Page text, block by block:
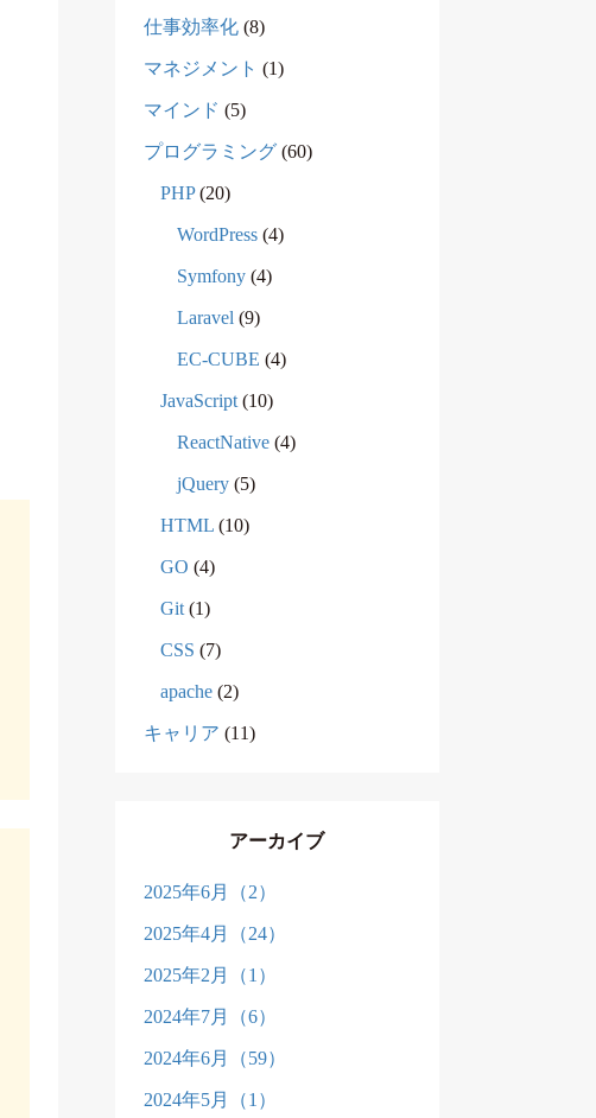
仕事効率化(8)
マネジメント (1)
マインド (5)
プログラミング(60)
PHP(20)
WordPress(4)
Symfony(4)
Laravel (9)
EC-CUBE (4)
JavaScript(10)
ReactNative(4)
jQuery(5)
HTML(10)
GO (4)
Git(1)
CSS (7)
apache(2)
キャリア (11)
アーカイブ
2025年6月（2）
2025年4月（24）
2025年2月（1）
2024年7月（6）
2024年6月（59）
2024年5月（1）